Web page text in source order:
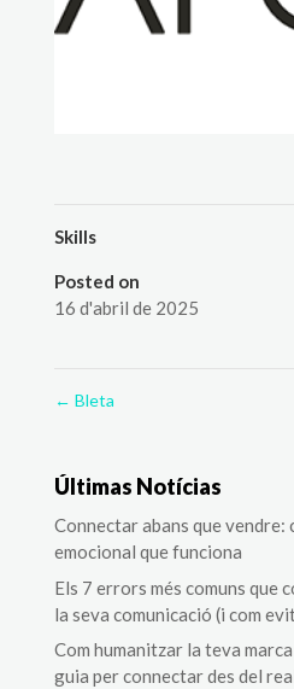
Skills
Posted on
16 d'abril de 2025
← Bleta
Últimas Notícias
Connectar abans que vendre:
emocional que funciona
Els 7 errors més comuns que
la seva comunicació (i com
Com humanitzar la teva
guia per connectar des del